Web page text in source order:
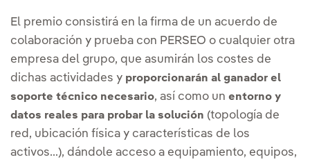
El premio consistirá en la firma de un acuerdo de
colaboración y prueba con PERSEO o cualquier otra
empresa del grupo, que asumirán los costes de
dichas actividades y proporcionarán al ganador el
soporte técnico necesario, así como un entorno y
datos reales para probar la solución (topología de
red, ubicación física y características de los
activos...), dándole acceso a equipamiento, equipos,